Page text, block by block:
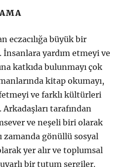
eczacılığa büyük bir
İnsanlara yardım etmeyi ve
katkıda bulunmayı çok
kitap okumayı,
ve farklı kültürleri
tarafından
ve neşeli biri olarak
zamanda gönüllü sosyal
yer alır ve toplumsal
bir tutum sergiler.